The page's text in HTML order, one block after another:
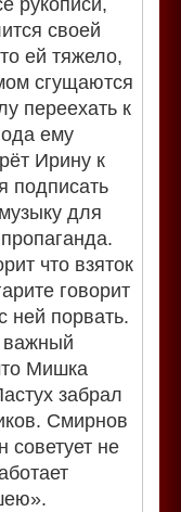
рукописи,
своей
ей тяжело,
сгущаются
переехать к
ему
Ирину к
подписать
для
что взяток
говорит
ней порвать.
важный
Мишка
забрал
Смирнов
советует не